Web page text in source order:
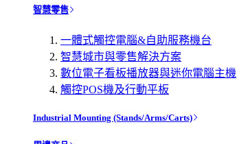
智慧零售
一體式觸控電腦&自助服務機台
智慧城市與零售解決方案
數位電子看板播放器與迷你電腦主機
觸控POS機及行動平板
Industrial Mounting (Stands/Arms/Carts)